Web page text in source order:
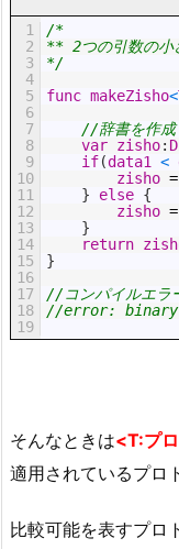
1
2
3
4
5
6
7
8
9
10
11
12
13
14
15
16
17
18
19
/*
** 2つの引数の小
*/
func makeZisho<
//辞書を作成
var zisho:
if(data1 <
zisho =
}
else {
zisho =
}
return
}
//コンパイルエラ
//error: binary
そんなときは<T:プ
適用されているプロ
比較可能を表すプロ